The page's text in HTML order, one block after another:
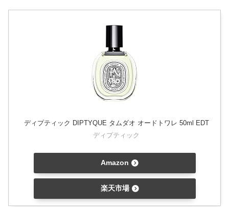
ディプティック DIPTYQUE タムダオ オードトワレ 50ml EDT
ディプティック
Amazon
楽天市場